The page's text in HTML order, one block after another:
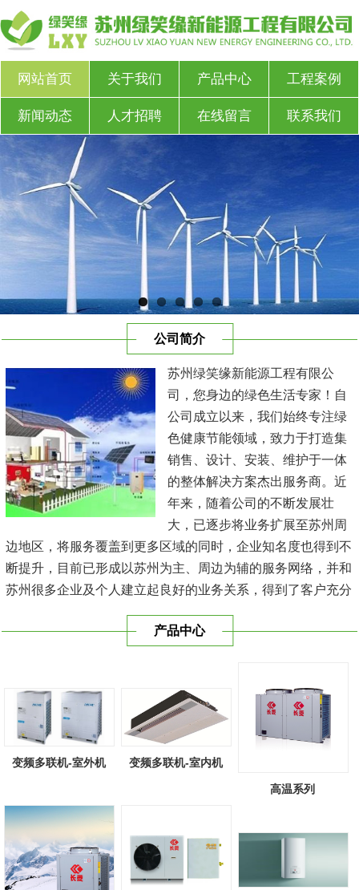
网站首页 关于我们 产品中心 工程案例
新闻动态 人才招聘 在线留言 联系我们
公司简介
苏州绿笑缘新能源工程有限公
司，您身边的绿色生活专家！自
公司成立以来，我们始终专注绿
色健康节能领域，致力于打造集
销售、设计、安装、维护于一体
的整体解决方案杰出服务商。近
年来，随着公司的不断发展壮
大，已逐步将业务扩展至苏州周
边地区，将服务覆盖到更多区域的同时，企业知名度也得到不
断提升，目前已形成以苏州为主、周边为辅的服务网络，并和
苏州很多企业及个人建立起良好的业务关系，得到了客户充分
与时俱进，树立良好的企业形象，以优质的服务、优质的技术
产品中心
变频多联机-室外机 变频多联机-室内机
高温系列